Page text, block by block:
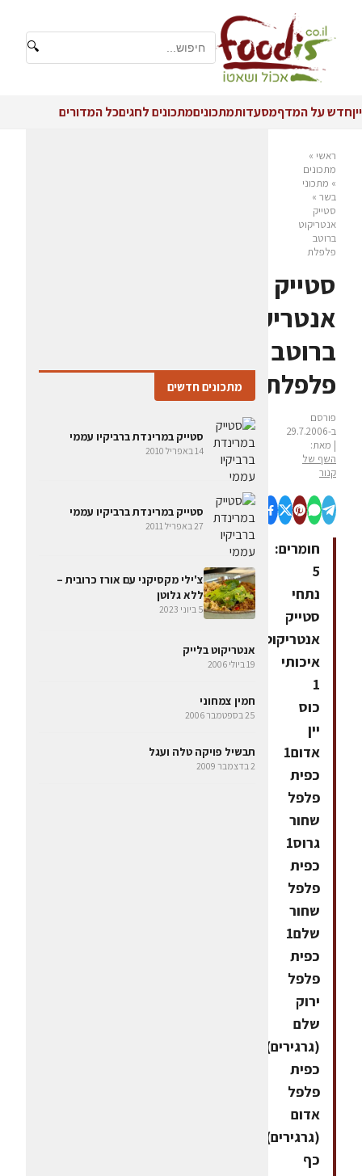
🔍
ייןחדש על המדףמסעדותמתכוניםמתכונים לחגיםכל המדורים
ראשי »
מתכונים
» מתכוני
בשר »
סטייק
אנטריקוט
ברוטב
פלפלת
סטייק
אנטריקוט
ברוטב
פלפלת
פורסם
ב-29.7.2006
| מאת:
השף של
קנור
חומרים:
5
נתחי
סטייק
אנטריקוט
איכותי
1
כוס
יין
אדום1
כפית
פלפל
שחור
גרוס1
כפית
פלפל
שחור
שלם1
כפית
פלפל
ירוק
שלם
כפית
פלפל
אדום
כף
מתכונים חדשים
סטייק במרינדת ברביקיו עממי
14 באפריל 2010
סטייק במרינדת ברביקיו עממי
27 באפריל 2011
צ'ילי מקסיקני עם אורז כרובית –
ללא גלוטן
5 ביוני 2023
אנטריקוט בלייק
19 ביולי 2006
חמין צמחוני
25 בספטמבר 2006
תבשיל פויקה טלה ועגל
2 בדצמבר 2009